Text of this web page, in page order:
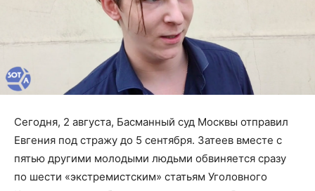
Сегодня, 2 августа, Басманный суд Москвы отправил
Евгения под стражу до 5 сентября. Затеев вместе с
пятью другими молодыми людьми обвиняется сразу
по шести «экстремистским» статьям Уголовного